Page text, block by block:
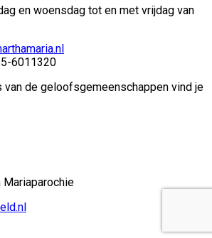
en woensdag tot en met vrijdag van
6011320
van de geloofsgemeenschappen vind je
Mariaparochie